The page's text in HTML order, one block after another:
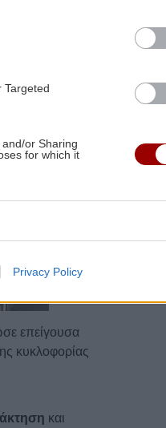
Targeted
or Sharing
for which it
Privacy Policy
επείγουσα
κυκλοφορίας
και